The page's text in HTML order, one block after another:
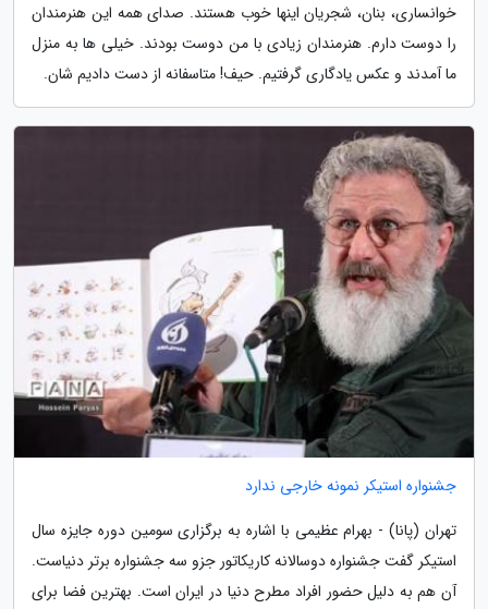
خوانساری، بنان، شجریان اینها خوب هستند. صدای همه این هنرمندان
را دوست دارم. هنرمندان زیادی با من دوست بودند. خیلی ها به منزل
ما آمدند و عکس یادگاری گرفتیم. حیف! متاسفانه از دست دادیم شان.
جشنواره استیکر نمونه خارجی ندارد
تهران (پانا) - بهرام عظیمی با اشاره به برگزاری سومین دوره جایزه سال
استیکر گفت جشنواره دوسالانه کاریکاتور جزو سه جشنواره برتر دنیاست.
آن هم به دلیل حضور افراد مطرح دنیا در ایران است. بهترین فضا برای